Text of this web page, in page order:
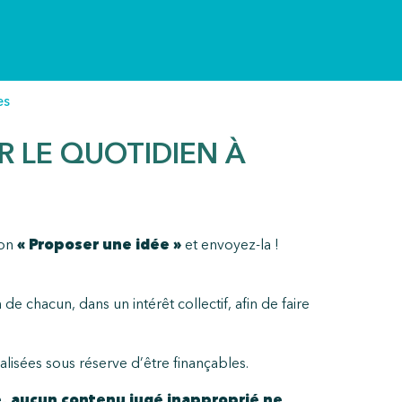
LE QUOTIDIEN À
« Proposer une idée » et envoyez-la !
chacun, dans un intérêt collectif, afin de faire
sous réserve d’être finançables.